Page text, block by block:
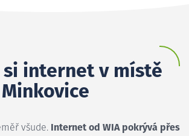
internet v místě
Minkovice
všude. Internet od WIA pokrývá přes